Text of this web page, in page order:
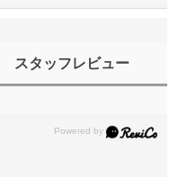
スタッフレビュー